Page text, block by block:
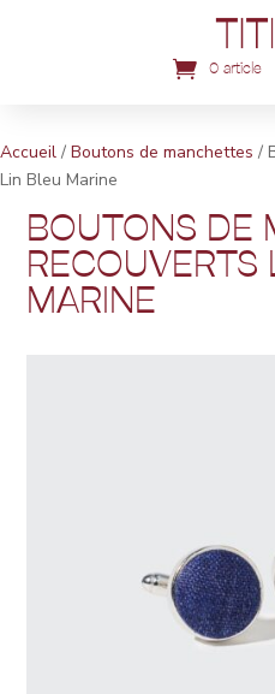
0 article
Accueil / Boutons de manchettes /
Lin Bleu Marine
BOUTONS DE
RECOUVERTS
MARINE